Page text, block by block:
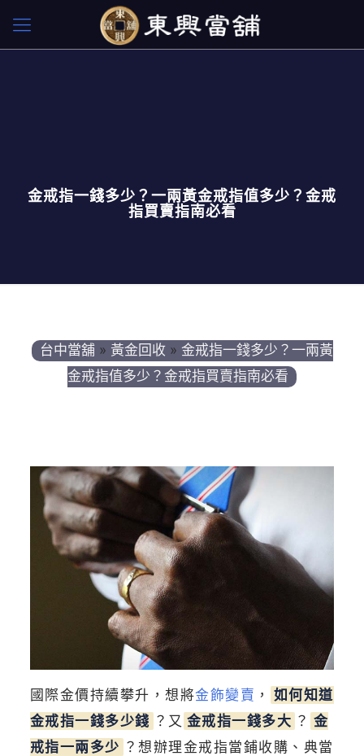
金戒指一錢多少？一兩黃金戒指值多少？金戒
指買賣指南必看
台中當舖 » 黃金回收 » 金戒指一錢多少？一兩黃
金戒指值多少？金戒指買賣指南必看
國際金價持續攀升，想將金飾變賣 ，
如何知道
金戒指一錢多少錢 ？又 金戒指一錢多大 ？ 金
戒指一兩多少 ？想辦理金戒指當鋪收購、典當